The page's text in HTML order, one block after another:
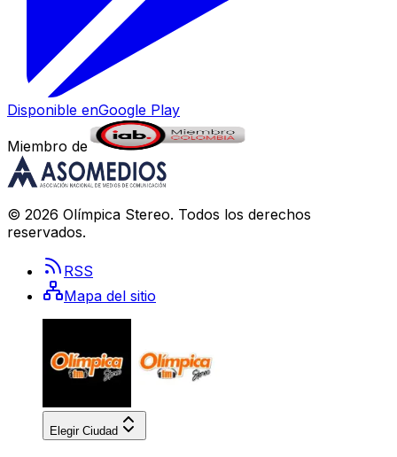
Disponible enGoogle Play
Miembro de
© 2026 Olímpica Stereo. Todos los derechos
reservados.
RSS
Mapa del sitio
Elegir Ciudad